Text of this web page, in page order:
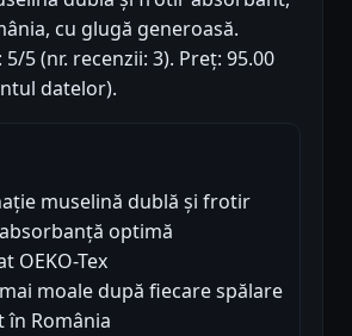
cu glugă generoasă.
5 (nr. recenzii: 3). Preț: 95.00
datelor).
muselină dublă și frotir
optimă
OEKO-Tex
moale după fiecare spălare
în România